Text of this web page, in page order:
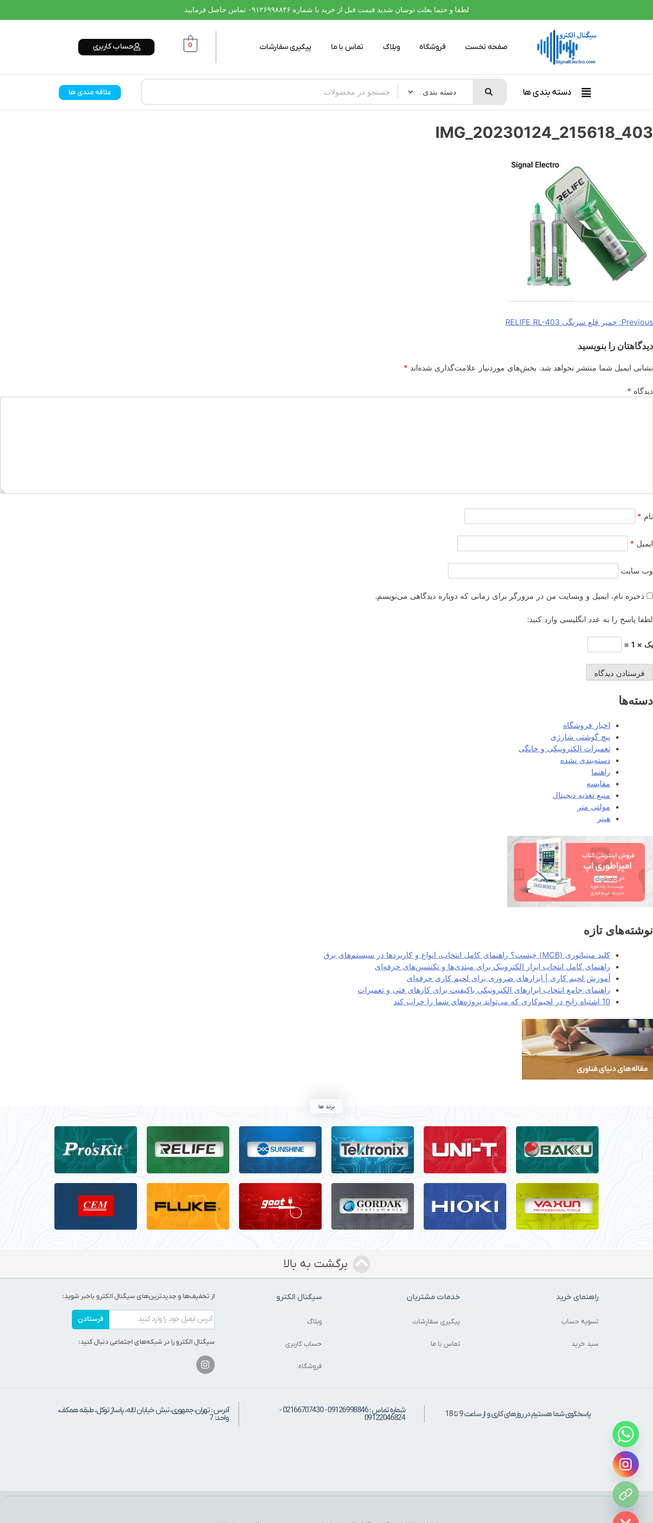
لطفا و حتما بعلت نوسان شدید قیمت قبل از خرید با شماره ۰۹۱۲۶۹۹۸۸۴۶ تماس حاصل فرمایید
صفحه نخست فروشگاه وبلاگ تماس با ما پیگیری سفارشات 0 حساب کاربری
دسته بندی ها علاقه مندی ها
IMG_20230124_215618_403
Previous: خمیر قلع سرنگی RELIFE RL-403
دیدگاهتان را بنویسید
نشانی ایمیل شما منتشر نخواهد شد. بخش‌های موردنیاز علامت‌گذاری شده‌اند *
دیدگاه *
نام *
ایمیل *
وب‌ سایت
ذخیره نام، ایمیل و وبسایت من در مرورگر برای زمانی که دوباره دیدگاهی می‌نویسم.
لطفا پاسخ را به عدد انگلیسی وارد کنید:
یک × 1 =
دسته‌ها
اخبار فروشگاه
پیچ گوشتی شارژی
تعمیرات الکترونیکی و خانگی
دسته‌بندی نشده
راهنما
مقایسه
منبع تغذیه دیجیتال
مولتی متر
هیتر
نوشته‌های تازه
کلید مینیاتوری (MCB) چیست؟ راهنمای کامل انتخاب، انواع و کاربردها در سیستم‌های برق
راهنمای کامل انتخاب ابزار الکترونیک برای مبتدی‌ها و تکنسین‌های حرفه‌ای
آموزش لحیم کاری | ابزارهای ضروری برای لحیم کاری حرفه‌ای
راهنمای جامع انتخاب ابزارهای الکترونیکی باکیفیت برای کارهای فنی و تعمیرات
10 اشتباه رایج در لحیم‌کاری که می‌تواند پروژه‌های شما را خراب کند
برند ها
برگشت به بالا
راهنمای خرید
تسویه حساب
سبد خرید
خدمات مشتریان
پیگیری سفارشات
تماس با ما
سیگنال الکترو
وبلاگ
حساب کاربری
فروشگاه
از تخفیف‌ها و جدیدترین‌های سیگنال الکترو باخبر شوید:
فرستادن
سیگنال الکترو را در شبکه‌های اجتماعی دنبال کنید:
پاسخگوی شما هستیم در روزهای کاری و از ساعت 9 تا 18
شماره تماس : 09126998846 - 02166707430 -
09122046824
آدرس : تهران، جمهوری، نبش خیابان لاله، پاساژ توکل، طبقه همکف،
واحد: 7
Hide